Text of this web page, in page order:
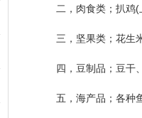
二，肉食类；扒鸡(
三，坚果类；花生米
四，豆制品；豆干
五，海产品；各种鱼